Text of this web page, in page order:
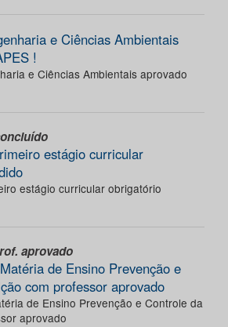
e Ciências Ambientais
!
e Ciências Ambientais aprovado
estágio curricular
estágio curricular obrigatório
aprovado
de Ensino Prevenção e
com professor aprovado
de Ensino Prevenção e Controle da
aprovado